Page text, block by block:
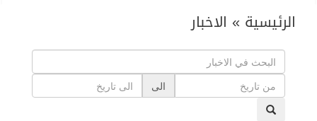
الرئيسية » الاخبار
الى